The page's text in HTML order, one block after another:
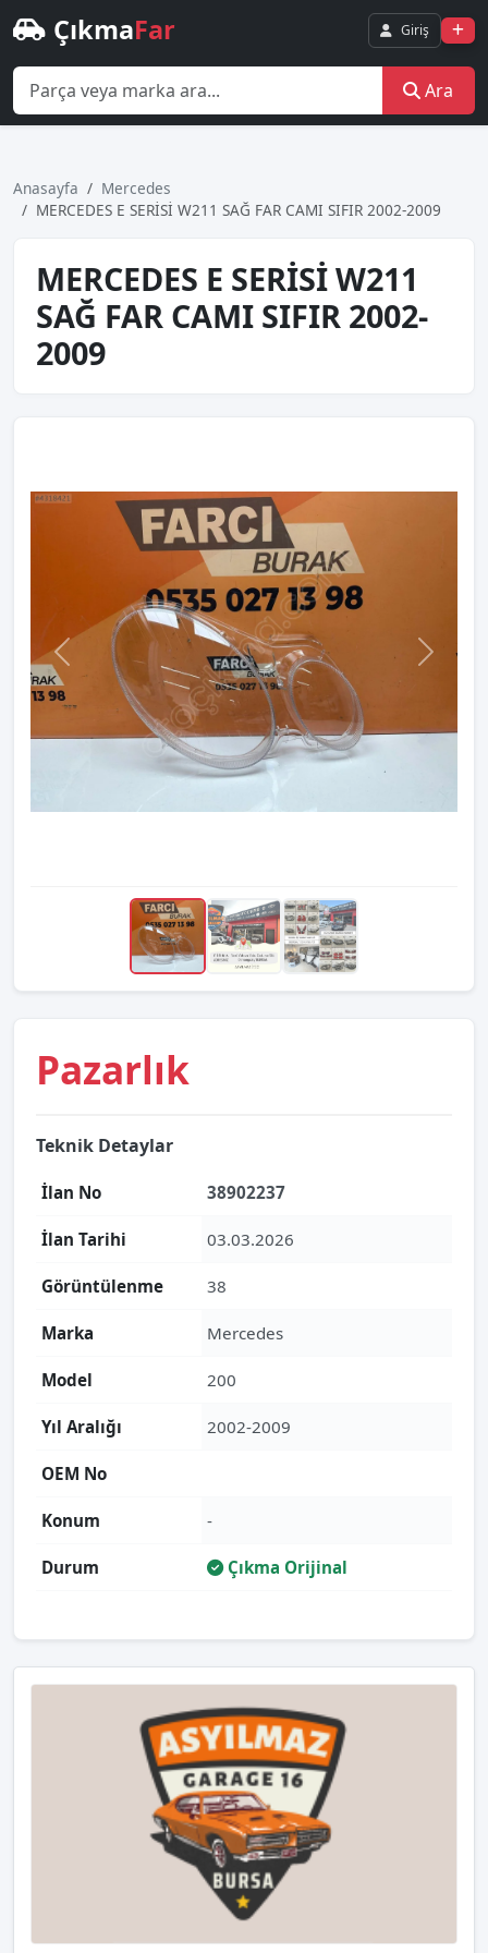
ÇıkmaFar Giriş
Ara
Anasayfa
Mercedes
MERCEDES E SERİSİ W211 SAĞ FAR CAMI SIFIR 2002-2009
MERCEDES E SERİSİ W211
SAĞ FAR CAMI SIFIR 2002-
2009
Pazarlık
Teknik Detaylar
İlan No 38902237
İlan Tarihi 03.03.2026
Görüntülenme 38
Marka Mercedes
Model 200
Yıl Aralığı 2002-2009
OEM No
Konum -
Durum Çıkma Orijinal